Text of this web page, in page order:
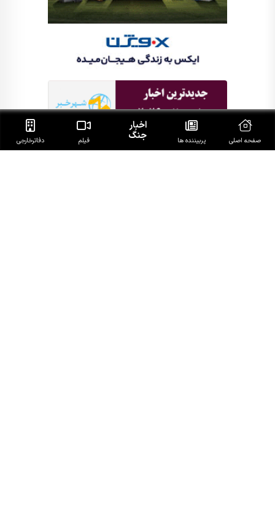
صفحه اصلی پربیننده ها
اخبار
جنگ فیلم دفاتر‌خارجی